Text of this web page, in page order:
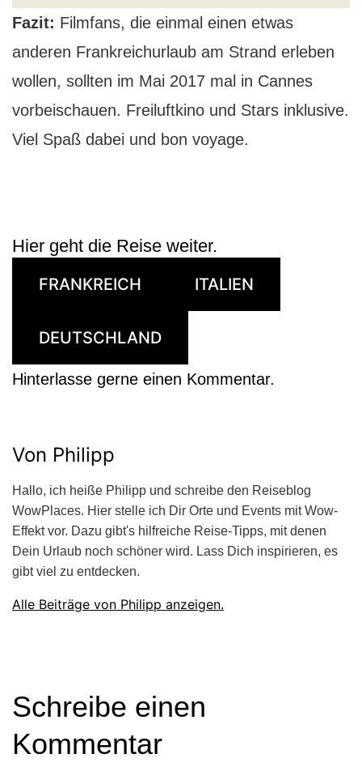
Fazit: Filmfans, die einmal einen etwas
anderen Frankreichurlaub am Strand erleben
wollen, sollten im Mai 2017 mal in Cannes
vorbeischauen. Freiluftkino und Stars inklusive.
Viel Spaß dabei und bon voyage.
Hier geht die Reise weiter.
FRANKREICH ITALIEN
DEUTSCHLAND
Hinterlasse gerne einen Kommentar.
Von Philipp
Hallo, ich heiße Philipp und schreibe den Reiseblog
WowPlaces. Hier stelle ich Dir Orte und Events mit Wow-
Effekt vor. Dazu gibt's hilfreiche Reise-Tipps, mit denen
Dein Urlaub noch schöner wird. Lass Dich inspirieren, es
gibt viel zu entdecken.
Alle Beiträge von Philipp anzeigen.
Schreibe einen
Kommentar